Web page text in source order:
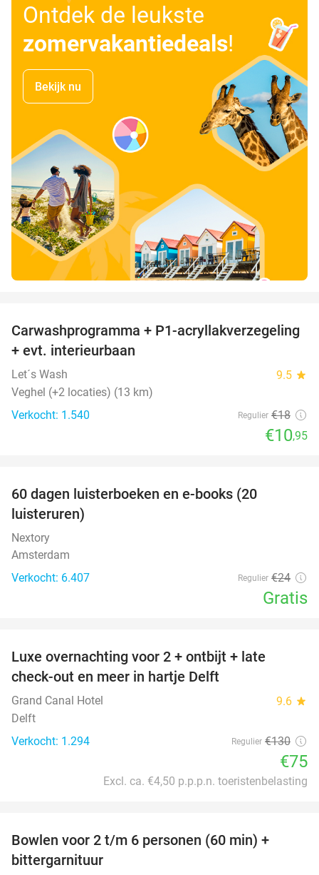
Ontdek de leukste
zomervakantiedeals!
Bekijk nu
39%
Carwashprogramma + P1-acryllakverzegeling
+ evt. interieurbaan
Let´s Wash 9.5 star
Veghel (+2 locaties) (13 km)
Verkocht: 1.540
Regulier €18
€10,95
60 dagen luisterboeken en e-books (20
luisteruren)
Nextory
Amsterdam
Verkocht: 6.407
Regulier €24
Gratis
Luxe overnachting voor 2 + ontbijt + late
check-out en meer in hartje Delft
Grand Canal Hotel 9.6 star
Delft
Verkocht: 1.294
Regulier €130
€75
Excl. ca. €4,50 p.p.p.n. toeristenbelasting
Bowlen voor 2 t/m 6 personen (60 min) +
bittergarnituur